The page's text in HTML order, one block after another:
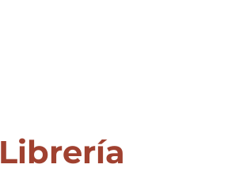
Librería